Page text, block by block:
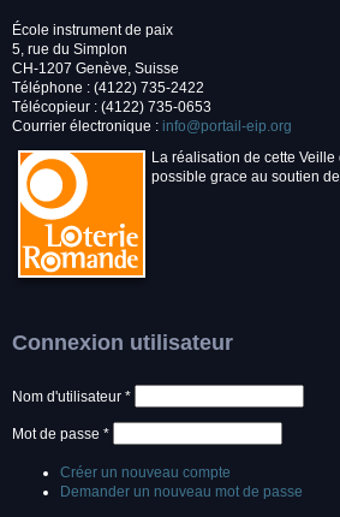
École instrument de paix
5, rue du Simplon
CH-1207 Genève, Suisse
Téléphone : (4122) 735-2422
Télécopieur : (4122) 735-0653
Courrier électronique : info@portail-eip.org
La réalisation de cette
possible grace au soutien
Connexion utilisateur
Nom d'utilisateur *
Mot de passe *
Créer un nouveau compte
Demander un nouveau mot de passe